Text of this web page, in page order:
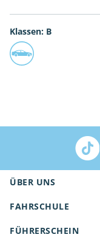
Klassen: B
ÜBER UNS
FAHRSCHULE
FÜHRERSCHEIN